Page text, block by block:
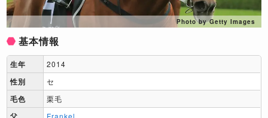
Photo by Getty Images
基本情報
生年 2014
性別 セ
毛色 栗毛
Frankel